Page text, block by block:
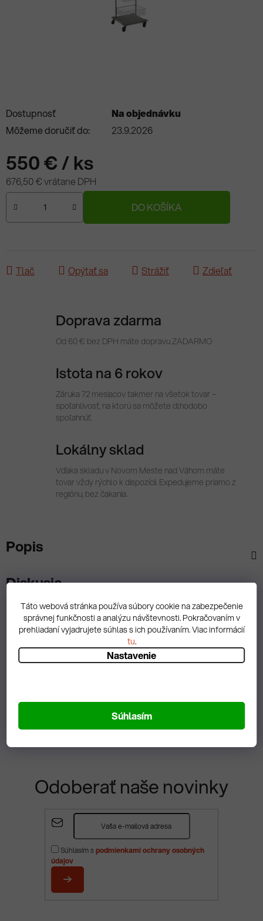
Táto webová stránka používa súbory cookie na zabezpečenie
správnej funkčnosti a analýzu návštevnosti. Pokračovaním v
prehliadaní vyjadrujete súhlas s ich používaním. Viac informácií
tu.
Nastavenie
Súhlasím
Dostupnosť
Na objednávku
Môžeme doručiť do:
23.9.2026
550 €/ ks
676,50 € vrátane DPH
DO KOŠÍKA
Tlač Opýtať sa Strážiť Zdieľať
Doprava zdarma
Od 60 € bez DPH máte dopravu ZADARMO
Istota na 6 rokov
Záruka 72 mesiacov takmer na všetok tovar –
spoľahlivosť, na ktorú sa môžete dlhodobo
spoľahnúť.
Lokálny sklad
Vďaka skladu v Novom Meste nad Váhom máte
tovar vždy rýchlo k dispozícii. Expedujeme priamo z
regiónu, bez čakania.
Popis
Diskusia
Spätná väzba
Zobrazit hodnotenie
Odoberať naše novinky
Súhlasím spodmienkami ochrany osobných
údajov
PRIHLÁSIŤ